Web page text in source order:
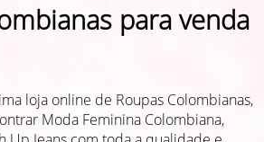
para venda
loja online de Roupas Colombianas,
Moda Feminina Colombiana,